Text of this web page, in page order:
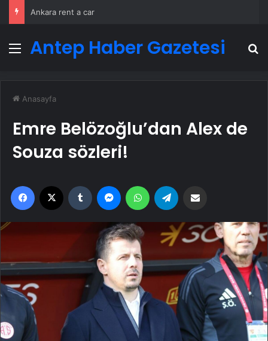
Ankara rent a car
Menü
Antep Haber Gazetesi
Anasayfa
Emre Belözoğlu’dan Alex de
Souza sözleri!
Facebook Tumblr MessengerWhatsApp